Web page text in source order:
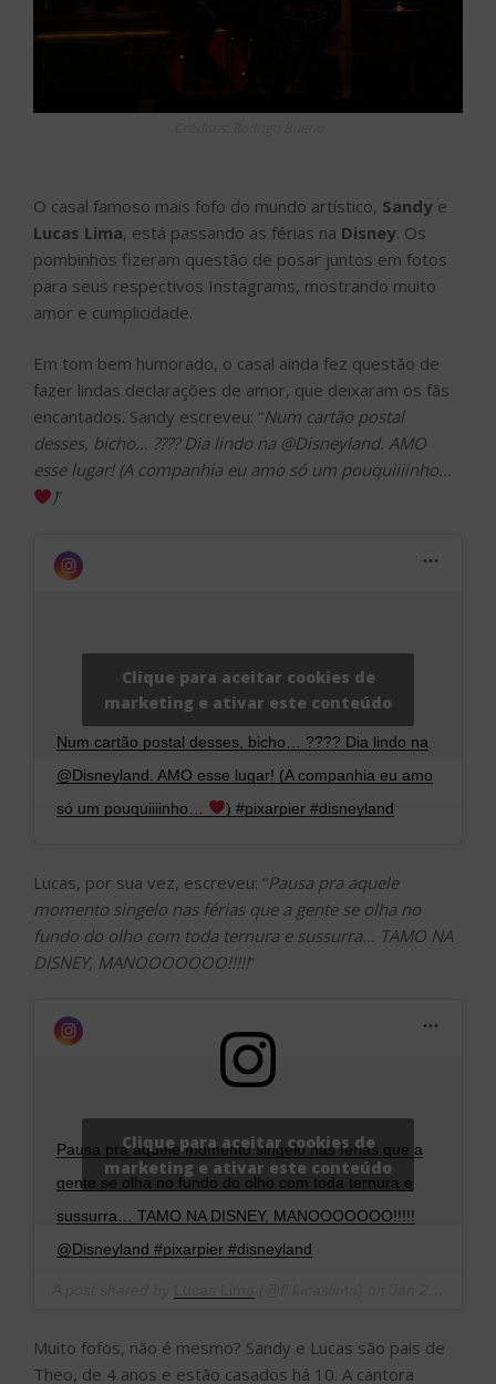
O casal famoso mais fofo do mundo artístico, Sandy e
Lucas Lima, está passando as férias na Disney. Os
pombinhos fizeram questão de posar juntos em fotos
para seus respectivos Instagrams, mostrando muito
amor e cumplicidade.
Em tom bem humorado, o casal ainda fez questão de
fazer lindas declarações de amor, que deixaram os fãs
encantados. Sandy escreveu: “Num cartão postal
desses, bicho… ???? Dia lindo na @Disneyland. AMO
esse lugar! (A companhia eu amo só um pouquiiiinho…
)”
Num cartão postal desses, bicho… ???? Dia lindo na
@Disneyland. AMO esse lugar! (A companhia eu amo
só um pouquiiiinho…
) #pixarpier #disneyland
Clique para aceitar cookies de
marketing e ativar este conteúdo
Lucas, por sua vez, escreveu: “Pausa pra aquele
momento singelo nas férias que a gente se olha no
fundo do olho com toda ternura e sussurra… TAMO NA
DISNEY, MANOOOOOOO!!!!!”
Pausa pra aquele momento singelo nas férias que a
gente se olha no fundo do olho com toda ternura e
sussurra… TAMO NA DISNEY, MANOOOOOOO!!!!!
@Disneyland #pixarpier #disneyland
Clique para aceitar cookies de
marketing e ativar este conteúdo
Muito fofos, não é mesmo? Sandy e Lucas são pais de
Theo, de 4 anos e estão casados há 10. A cantora